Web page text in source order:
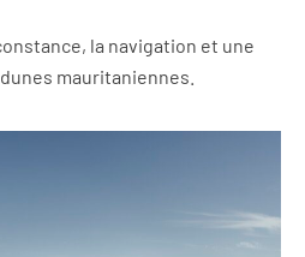
la navigation et une
mauritaniennes.